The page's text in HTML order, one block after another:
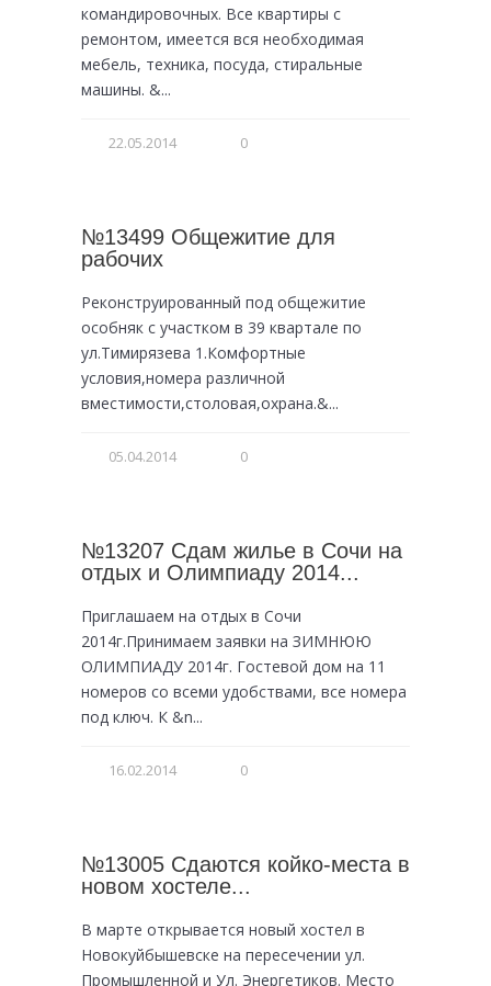
командировочных. Все квартиры с
ремонтом, имеется вся необходимая
мебель, техника, посуда, стиральные
машины. &...
22.05.2014 0
№13499 Общежитие для
рабочих
Реконструированный под общежитие
особняк с участком в 39 квартале по
ул.Тимирязева 1.Комфортные
условия,номера различной
вместимости,столовая,охрана.&...
05.04.2014 0
№13207 Сдам жилье в Сочи на
отдых и Олимпиаду 2014...
Приглашаем на отдых в Сочи
2014г.Принимаем заявки на ЗИМНЮЮ
ОЛИМПИАДУ 2014г. Гостевой дом на 11
номеров со всеми удобствами, все номера
под ключ. К &n...
16.02.2014 0
№13005 Сдаются койко-места в
новом хостеле...
В марте открывается новый хостел в
Новокуйбышевске на пересечении ул.
Промышленной и Ул. Энергетиков. Место